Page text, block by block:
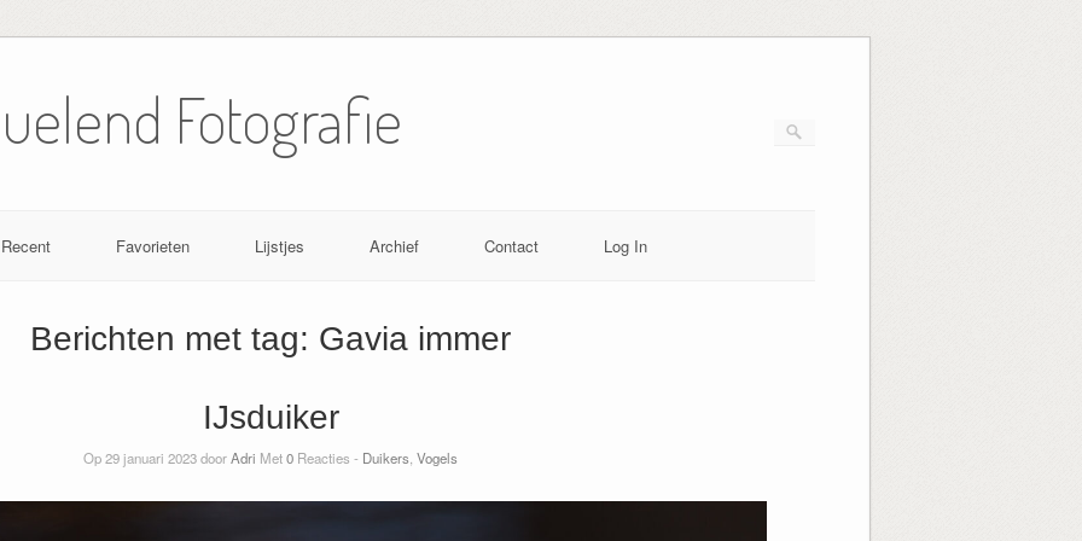
Fotografie
Recent Favorieten Lijstjes Archief Contact Log In
Berichten met tag: Gavia immer
IJsduiker
Op 29 januari 2023 doorAdri Met0 Reacties - Duikers Vogels